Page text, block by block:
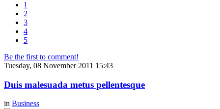
1
2
3
4
5
Be the first to comment!
Tuesday, 08 November 2011 15:43
Duis malesuada metus pellentesque
in Business